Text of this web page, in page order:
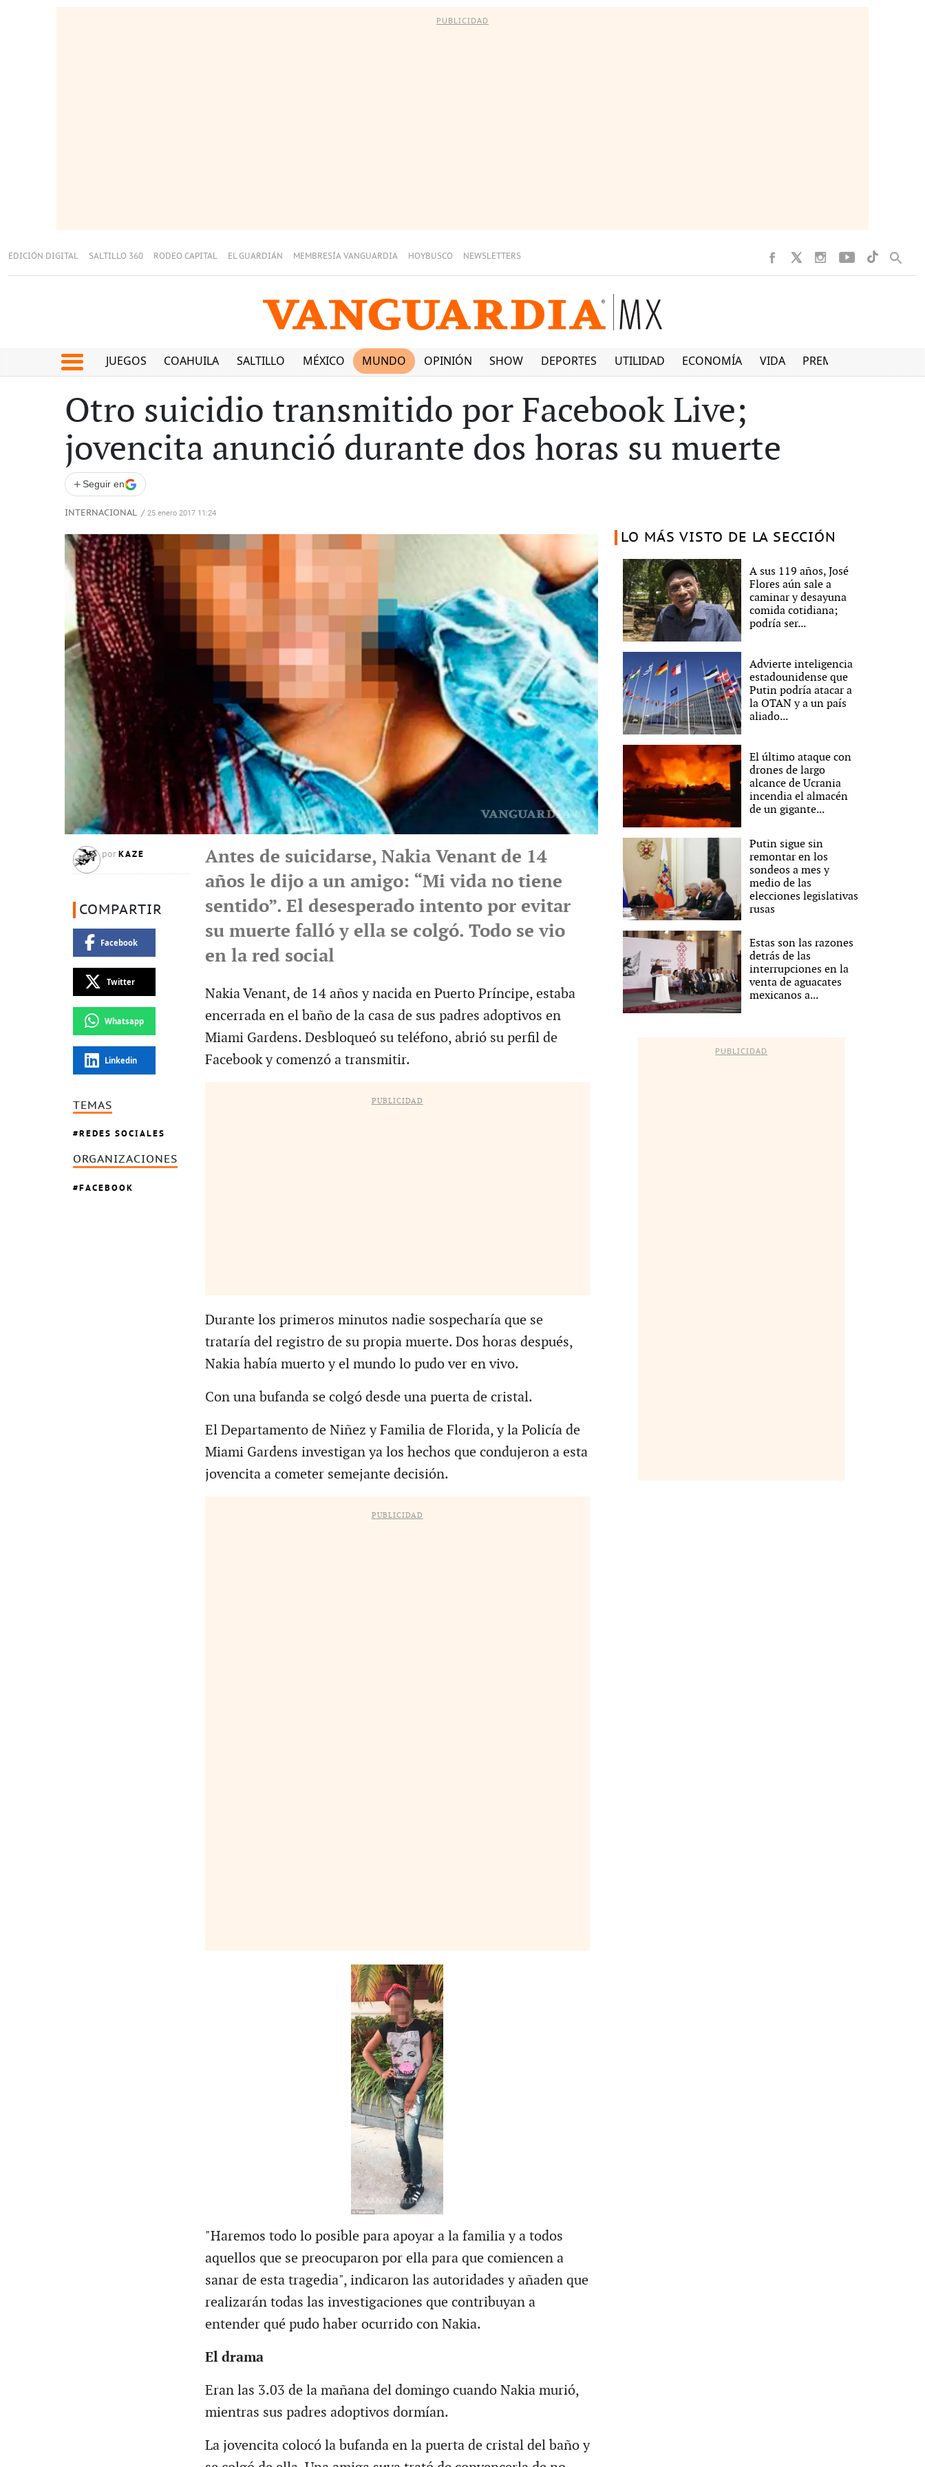
PUBLICIDAD
EDICIÓN DIGITAL SALTILLO 360 RODEO CAPITAL EL GUARDIÁN MEMBRESÍA VANGUARDIA HOYBUSCO NEWSLETTERS
JUEGOS COAHUILA SALTILLO MÉXICO MUNDO OPINIÓN SHOW DEPORTES UTILIDAD ECONOMÍA VIDA PREMIUM
Otro suicidio transmitido por Facebook Live;
jovencita anunció durante dos horas su muerte
+ Seguir en
INTERNACIONAL / 25 enero 2017 11:24
por KAZE
COMPARTIR
Facebook
Twitter
Whatsapp
Linkedin
TEMAS
REDES SOCIALES
ORGANIZACIONES
FACEBOOK
Antes de suicidarse, Nakia Venant de 14
años le dijo a un amigo: “Mi vida no tiene
sentido”. El desesperado intento por evitar
su muerte falló y ella se colgó. Todo se vio
en la red social
Nakia Venant, de 14 años y nacida en Puerto Príncipe, estaba
encerrada en el baño de la casa de sus padres adoptivos en
Miami Gardens. Desbloqueó su teléfono, abrió su perfil de
Facebook y comenzó a transmitir.
PUBLICIDAD
Durante los primeros minutos nadie sospecharía que se
trataría del registro de su propia muerte. Dos horas después,
Nakia había muerto y el mundo lo pudo ver en vivo.
Con una bufanda se colgó desde una puerta de cristal.
El Departamento de Niñez y Familia de Florida, y la Policía de
Miami Gardens investigan ya los hechos que condujeron a esta
jovencita a cometer semejante decisión.
PUBLICIDAD
"Haremos todo lo posible para apoyar a la familia y a todos
aquellos que se preocuparon por ella para que comiencen a
sanar de esta tragedia", indicaron las autoridades y añaden que
realizarán todas las investigaciones que contribuyan a
entender qué pudo haber ocurrido con Nakia.
El drama
Eran las 3.03 de la mañana del domingo cuando Nakia murió,
mientras sus padres adoptivos dormían.
La jovencita colocó la bufanda en la puerta de cristal del baño y
LO MÁS VISTO DE LA SECCIÓN
A sus 119 años, José
Flores aún sale a
caminar y desayuna
comida cotidiana;
podría ser...
Advierte inteligencia
estadounidense que
Putin podría atacar a
la OTAN y a un país
aliado...
El último ataque con
drones de largo
alcance de Ucrania
incendia el almacén
de un gigante...
Putin sigue sin
remontar en los
sondeos a mes y
medio de las
elecciones legislativas
rusas
Estas son las razones
detrás de las
interrupciones en la
venta de aguacates
mexicanos a...
PUBLICIDAD